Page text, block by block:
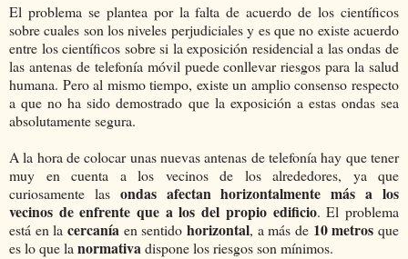
El problema se plantea por la falta de acuerdo de los científicos
sobre cuales son los niveles perjudiciales y es que no existe acuerdo
entre los científicos sobre si la exposición residencial a las ondas de
las antenas de telefonía móvil puede conllevar riesgos para la salud
humana. Pero al mismo tiempo, existe un amplio consenso respecto
a que no ha sido demostrado que la exposición a estas ondas sea
absolutamente segura.
A la hora de colocar unas nuevas antenas de telefonía hay que tener
muy en cuenta a los vecinos de los alrededores, ya que
curiosamente las ondas afectan horizontalmente más a los
vecinos de enfrente que a los del propio edificio. El problema
está en la cercanía en sentidohorizontal, a más de 10 metros que
es lo que la normativadispone los riesgos son mínimos.